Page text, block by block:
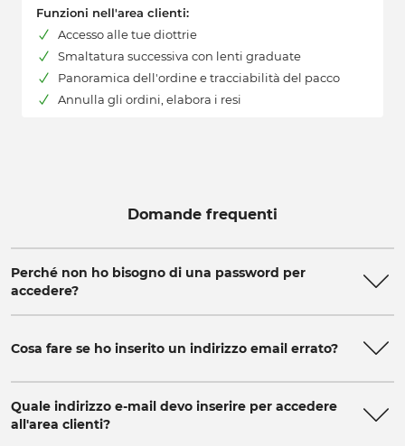
Funzioni nell'area clienti:
Accesso alle tue diottrie
Smaltatura successiva con lenti graduate
Panoramica dell'ordine e tracciabilità del pacco
Annulla gli ordini, elabora i resi
Domande frequenti
Perché non ho bisogno di una password per
accedere?
Cosa fare se ho inserito un indirizzo email errato?
Quale indirizzo e-mail devo inserire per accedere
all'area clienti?